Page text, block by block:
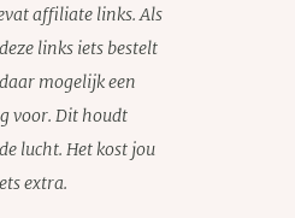
affiliate links. Als
links iets bestelt
mogelijk een
voor. Dit houdt
lucht. Het kost jou
extra.